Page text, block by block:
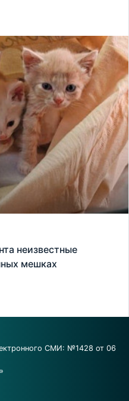
неизвестные
мешках
СМИ: №1428 от 06